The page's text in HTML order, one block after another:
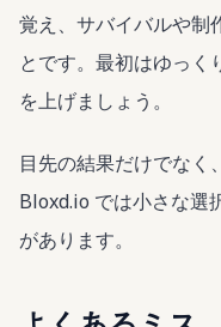
覚え、サバイバルや制
とです。最初はゆっく
を上げましょう。
目先の結果だけでなく
Bloxd.io では小さな選
があります。